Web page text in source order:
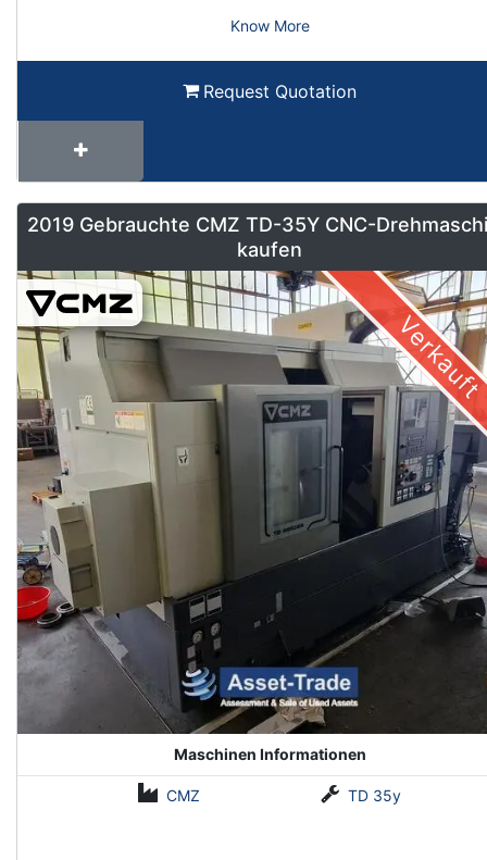
Know More
Request Quotation
2019 Gebrauchte CMZ TD-35Y CNC-
kaufen
Verkauft
Maschinen Informationen
CMZ TD 35y